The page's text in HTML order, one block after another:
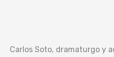
Carlos Soto, dramaturgo y